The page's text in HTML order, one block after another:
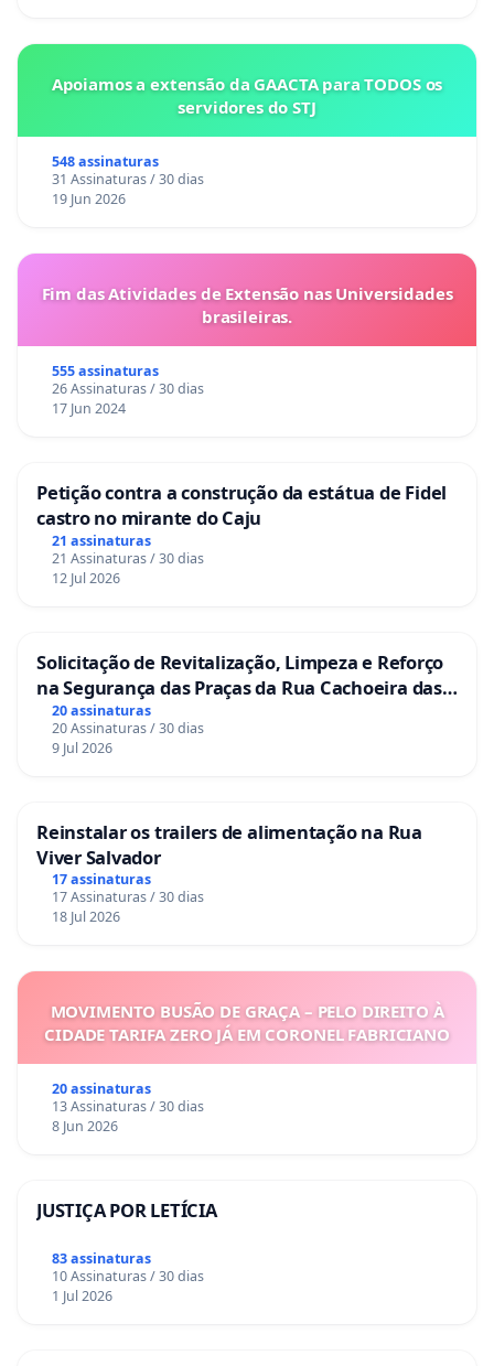
Apoiamos a extensão da GAACTA para TODOS os
servidores do STJ
548 assinaturas
31 Assinaturas / 30 dias
19 Jun 2026
Fim das Atividades de Extensão nas Universidades
brasileiras.
555 assinaturas
26 Assinaturas / 30 dias
17 Jun 2024
Petição contra a construção da estátua de Fidel
castro no mirante do Caju
21 assinaturas
21 Assinaturas / 30 dias
12 Jul 2026
Solicitação de Revitalização, Limpeza e Reforço
na Segurança das Praças da Rua Cachoeira das
Sete Ilhas
20 assinaturas
20 Assinaturas / 30 dias
9 Jul 2026
Reinstalar os trailers de alimentação na Rua
Viver Salvador
17 assinaturas
17 Assinaturas / 30 dias
18 Jul 2026
MOVIMENTO BUSÃO DE GRAÇA – PELO DIREITO À
CIDADE TARIFA ZERO JÁ EM CORONEL FABRICIANO
20 assinaturas
13 Assinaturas / 30 dias
8 Jun 2026
JUSTIÇA POR LETÍCIA
83 assinaturas
10 Assinaturas / 30 dias
1 Jul 2026